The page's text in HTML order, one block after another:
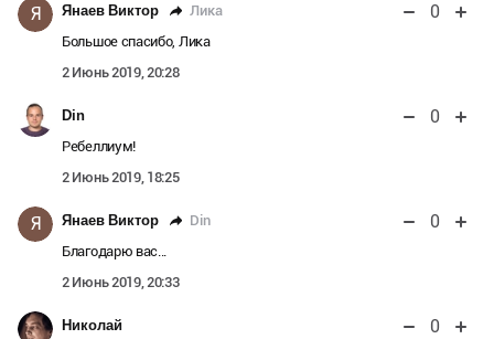
Я Янаев Виктор Лика 0
Большое спасибо, Лика
2 Июнь 2019, 20:28
Din 0
Ребеллиум!
2 Июнь 2019, 18:25
Я Янаев Виктор Din 0
Благодарю вас...
2 Июнь 2019, 20:33
Николай 0